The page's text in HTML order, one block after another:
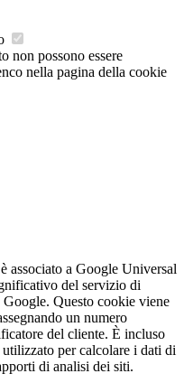
non possono essere
nella pagina della cookie
associato a Google Universal
del servizio di
Questo cookie viene
un numero
del cliente. È incluso
per calcolare i dati di
di analisi dei siti.